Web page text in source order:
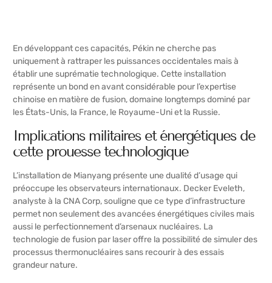
En développant ces capacités, Pékin ne cherche pas
uniquement à rattraper les puissances occidentales mais à
établir une suprématie technologique. Cette installation
représente un bond en avant considérable pour l’expertise
chinoise en matière de fusion, domaine longtemps dominé par
les États-Unis, la France, le Royaume-Uni et la Russie.
Implications militaires et énergétiques de
cette prouesse technologique
L’installation de Mianyang présente une dualité d’usage qui
préoccupe les observateurs internationaux. Decker Eveleth,
analyste à la CNA Corp, souligne que ce type d’infrastructure
permet non seulement des avancées énergétiques civiles mais
aussi le perfectionnement d’arsenaux nucléaires. La
technologie de fusion par laser offre la possibilité de simuler des
processus thermonucléaires sans recourir à des essais
grandeur nature.